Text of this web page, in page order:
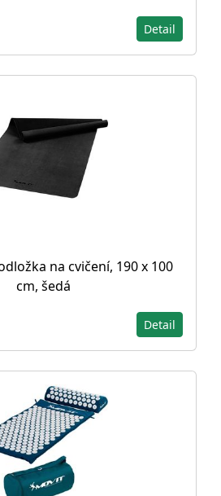
Detail
na cvičení, 190 x 100
cm, šedá
Detail